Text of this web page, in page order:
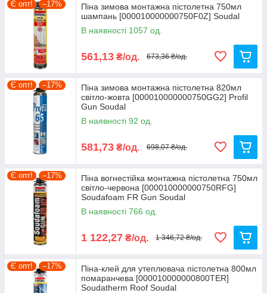
Є опт! –17%
Піна зимова монтажна пістолетна 750мл
шампань [000010000000750F0Z] Soudal
В наявності 1057 од.
561,13 ₴/од. 673,36 ₴/од.
Є опт! –17%
Піна зимова монтажна пістолетна 820мл
світло-жовта [000010000000750GG2] Profil
Gun Soudal
В наявності 92 од.
581,73 ₴/од. 698,07 ₴/од.
Є опт! –17%
Піна вогнестійка монтажна пістолетна 750мл
світло-червона [000010000000750RFG]
Soudafoam FR Gun Soudal
В наявності 766 од.
1 122,27 ₴/од. 1 346,72 ₴/од.
Є опт! –17%
Піна-клей для утеплювача пістолетна 800мл
помаранчева [000010000000800TER]
Soudatherm Roof Soudal